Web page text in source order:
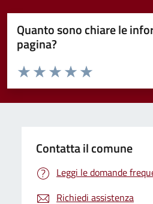
Quanto sono chiare le
pagina?
Valuta da 1 a 5 stelle la pagina
Valuta 5 stelle su
Valuta 4 stelle su 5
Valuta 3 stelle su 5
Valuta 2 stelle su 5
Valuta 1 stelle su 5
Contatta il comune
Leggi le domande
Richiedi assistenza